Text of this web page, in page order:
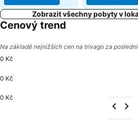
Zobrazit všechny pobyty v
Cenový trend
Na základě nejnižších cen na trivago za
0 Kč
0 Kč
0 Kč